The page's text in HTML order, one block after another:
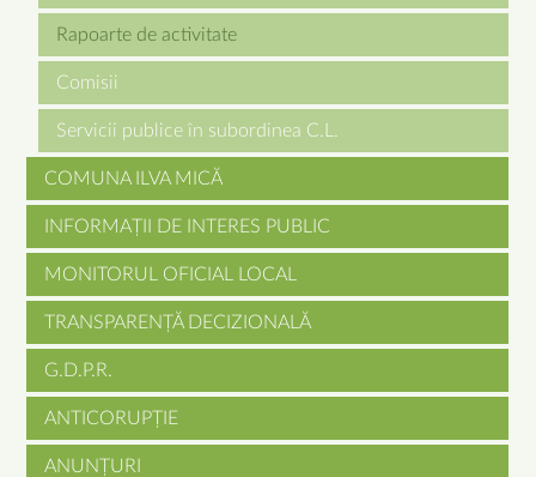
Rapoarte de activitate
Comisii
Servicii publice în subordinea C.L.
COMUNA ILVA MICĂ
INFORMAȚII DE INTERES PUBLIC
MONITORUL OFICIAL LOCAL
TRANSPARENȚĂ DECIZIONALĂ
G.D.P.R.
ANTICORUPȚIE
ANUNȚURI